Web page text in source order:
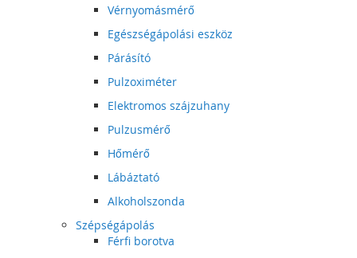
Vérnyomásmérő
Egészségápolási eszköz
Párásító
Pulzoximéter
Elektromos szájzuhany
Pulzusmérő
Hőmérő
Lábáztató
Alkoholszonda
Szépségápolás
Férfi borotva